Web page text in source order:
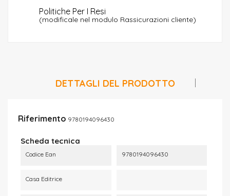
Politiche Per I Resi
(modificale nel modulo Rassicurazioni cliente)
DETTAGLI DEL PRODOTTO
Riferimento 9780194096430
Scheda tecnica
Codice Ean 9780194096430
Casa Editrice